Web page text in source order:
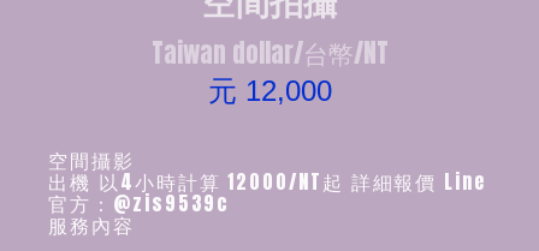
Taiwan dollar/台幣/NT
元 12,000
空間攝影
出機 以4小時計算 12000/NT起 詳細報價 Line
官方：@zis9539c
服務內容